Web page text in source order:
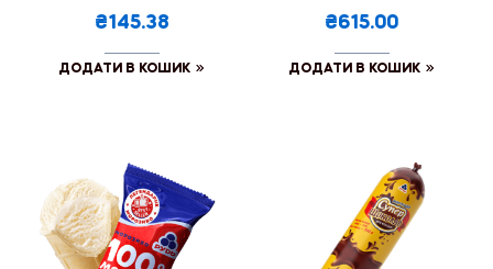
₴145.38
ДОДАТИ В КОШИК
₴615.00
ДОДАТИ В КОШИК